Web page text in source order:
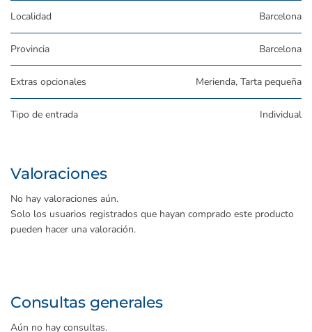
Localidad Barcelona
Provincia Barcelona
Extras opcionales Merienda, Tarta pequeña
Tipo de entrada Individual
Valoraciones
No hay valoraciones aún.
Solo los usuarios registrados que hayan comprado este producto
pueden hacer una valoración.
Consultas generales
Aún no hay consultas.